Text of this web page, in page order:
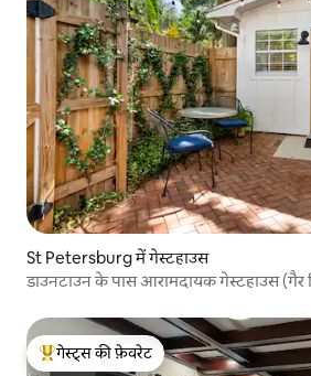
St Petersburg में गेस्टहाउस
डाउनटाउन के पास आरामदायक गेस्टहाउस (गैर
गेस्ट्स का टॉप फ़ेवरेट
गेस्ट्स की फ़ेवरेट